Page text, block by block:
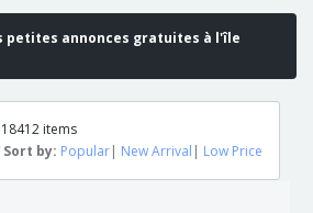
petites annonces gratuites à l'île
items
Sort by: Popular| New Arrival | Low Price